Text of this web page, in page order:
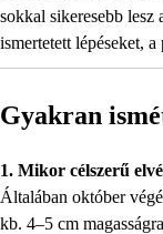
sokkal sikeresebb lesz
ismertetett lépéseket,
Gyakran
1. Mikor célszerű
Általában október
kb. 4–5 cm